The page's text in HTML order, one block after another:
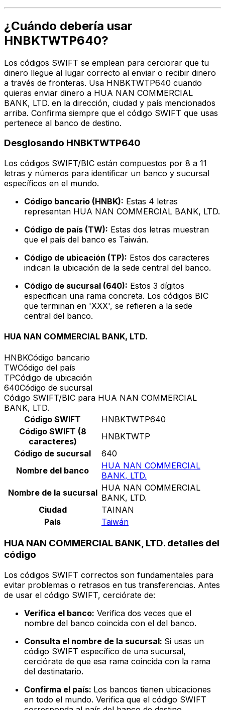
¿Cuándo debería usar
HNBKTWTP640?
Los códigos SWIFT se emplean para cerciorar que tu
dinero llegue al lugar correcto al enviar o recibir dinero
a través de fronteras. Usa HNBKTWTP640 cuando
quieras enviar dinero a HUA NAN COMMERCIAL
BANK, LTD. en la dirección, ciudad y país mencionados
arriba. Confirma siempre que el código SWIFT que usas
pertenece al banco de destino.
Desglosando HNBKTWTP640
Los códigos SWIFT/BIC están compuestos por 8 a 11
letras y números para identificar un banco y sucursal
específicos en el mundo.
Código bancario (HNBK): Estas 4 letras
representan HUA NAN COMMERCIAL BANK, LTD.
Código de país (TW): Estas dos letras muestran
que el país del banco es Taiwán.
Código de ubicación (TP): Estos dos caracteres
indican la ubicación de la sede central del banco.
Código de sucursal (640): Estos 3 dígitos
especifican una rama concreta. Los códigos BIC
que terminan en 'XXX', se refieren a la sede
central del banco.
HUA NAN COMMERCIAL BANK, LTD.
HNBKCódigo bancario
TWCódigo del país
TPCódigo de ubicación
640Código de sucursal
Código SWIFT/BIC para HUA NAN COMMERCIAL
BANK, LTD.
Código SWIFT
HNBKTWTP640
Código SWIFT (8
caracteres)
HNBKTWTP
Código de sucursal
640
Nombre del banco
HUA NAN COMMERCIAL
BANK, LTD.
Nombre de la sucursal HUA NAN COMMERCIAL
BANK, LTD.
Ciudad
TAINAN
País
Taiwán
HUA NAN COMMERCIAL BANK, LTD. detalles del
código
Los códigos SWIFT correctos son fundamentales para
evitar problemas o retrasos en tus transferencias. Antes
de usar el código SWIFT, cerciórate de:
Verifica el banco: Verifica dos veces que el
nombre del banco coincida con el del banco.
Consulta el nombre de la sucursal: Si usas un
código SWIFT específico de una sucursal,
cerciórate de que esa rama coincida con la rama
del destinatario.
Confirma el país: Los bancos tienen ubicaciones
en todo el mundo. Verifica que el código SWIFT